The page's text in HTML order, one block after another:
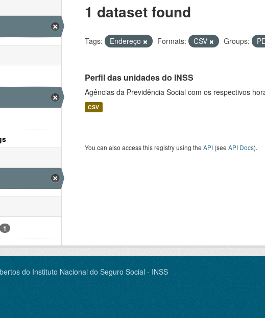
1
1 dataset found
Tags: Endereço Formats: CSV Groups:
Perfil das unidades do INSS
Agências da Previdência Social com os respectivos
CSV
You can also access this registry using the API (see API Docs).
do Instituto Nacional do Seguro Social - INSS